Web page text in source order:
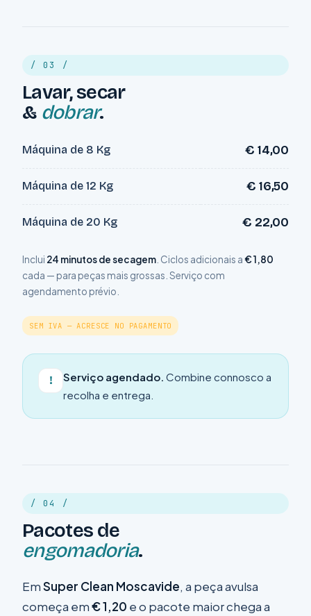
/ 03 /
Lavar, secar
& dobrar.
Máquina de 8 Kg € 14,00
Máquina de 12 Kg € 16,50
Máquina de 20 Kg € 22,00
Inclui 24 minutos de secagem . Ciclos adicionais a€ 1,80
cada — para peças mais grossas. Serviço com
agendamento prévio.
SEM IVA — ACRESCE NO PAGAMENTO
! Serviço agendado. Combine connosco a
recolha e entrega.
/ 04 /
Pacotes de
engomadoria.
EmSuper Clean Moscavide, a peça avulsa
começa em€ 1,20 e o pacote maior chega a